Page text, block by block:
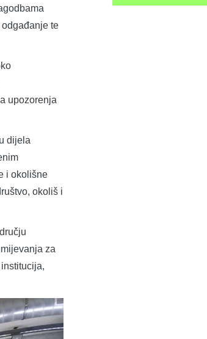
te
upozorenja
dijela
i okolišne
okoliš i
za